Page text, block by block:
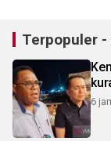
Terpopuler -
6